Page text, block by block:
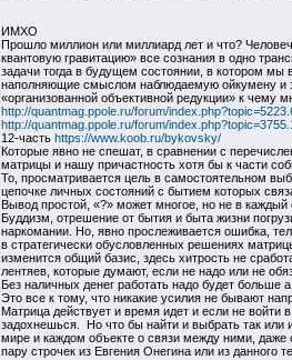
ИМХО
Прошло миллион или миллиард лет и что?
квантовую гравитацию» все сознания в одно
задачи тогда в будущем состоянии, в котором мы
наполняющие смыслом наблюдаемую ойкумену и
«организованной объективной редукции» к чему
http://quantmag.ppole.ru/forum/
http://quantmag.ppole.ru/forum/
12-часть https://www.koob.ru/bykovsky/
Которые явно не спешат, в сравнении с
матрицы и нашу причастность хотя бы к части
То, просматривается цель в самостоятельном
цепочке личных состояний с бытием которых
Вывод простой, «?» может многое, но не в
Буддизм, отрешение от бытия и быта жизни
наркомании. Но, явно прослеживается ошибка,
в стратегически обусловленных решениях
изменится общий базис, здесь хитрость не
лентяев, которые думают, если не надо или не
Без наличных денег работать надо будет
Это все к тому, что никакие усилия не бывают
Матрица действует и время идет и если не войти
задохнешься. Но что бы найти и выбрать так или
мире и каждом объекте о связи между ними, даже
пару строчек из Евгения Онегина или из данного